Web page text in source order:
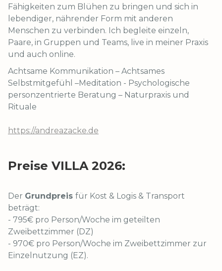
Fähigkeiten zum Blühen zu bringen und sich in
lebendiger, nährender Form mit anderen
Menschen zu verbinden. Ich begleite einzeln,
Paare, in Gruppen und Teams, live in meiner Praxis
und auch online.
Achtsame Kommunikation – Achtsames
Selbstmitgefühl –Meditation - Psychologische
personzentrierte Beratung – Naturpraxis und
Rituale
https://andreazacke.de
Preise VILLA 2026:
Der Grundpreis für Kost & Logis & Transport
beträgt:
- 795€ pro Person/Woche im geteilten
Zweibettzimmer (DZ)
- 970€ pro Person/Woche im Zweibettzimmer zur
Einzelnutzung (EZ).